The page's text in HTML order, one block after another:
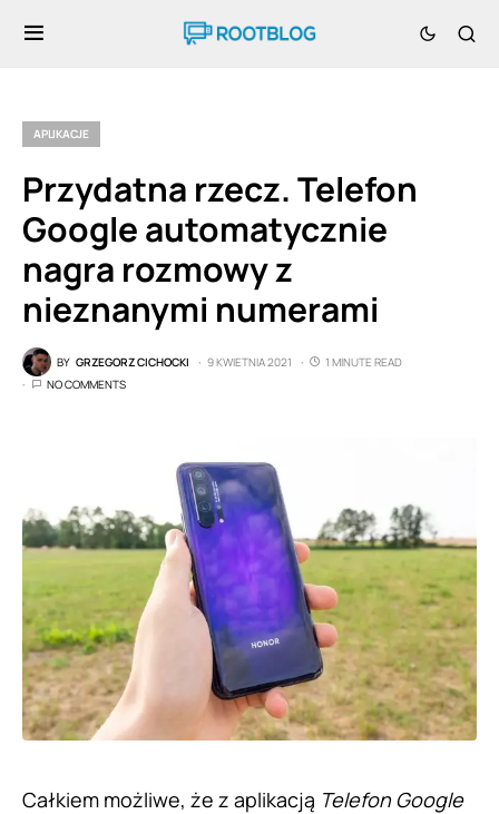
APLIKACJE
Przydatna rzecz. Telefon
Google automatycznie
nagra rozmowy z
nieznanymi numerami
BY GRZEGORZ CICHOCKI 9 KWIETNIA 2021
1 MINUTE READ
NO COMMENTS
Całkiem możliwe, że z aplikacją Telefon Google